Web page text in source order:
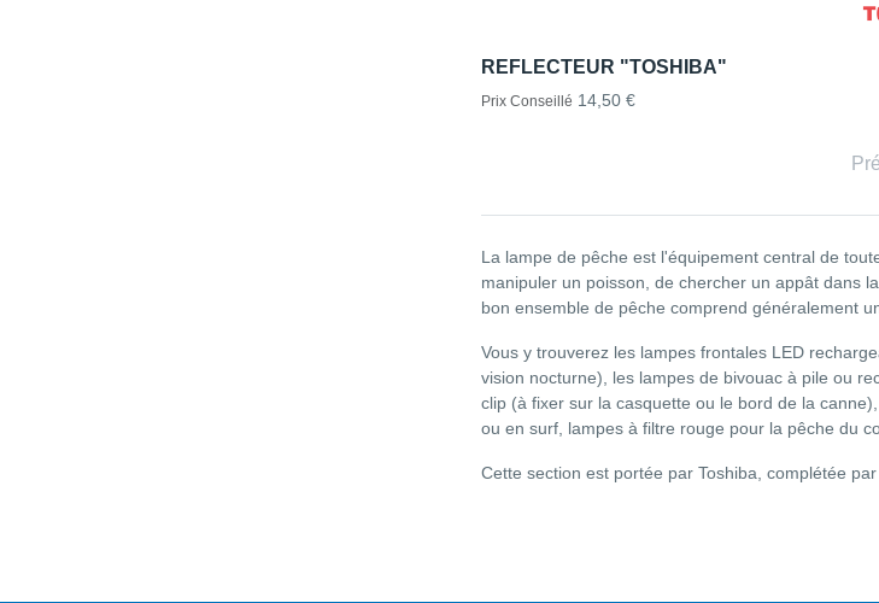
REFLECTEUR "TOSHIBA"
Prix Conseillé 14,50 €
La lampe de pêche est l'équipement central de
manipuler un poisson, de chercher un appât dans
bon ensemble de pêche comprend généralement
Vous y trouverez les lampes frontales LED
vision nocturne), les lampes de bivouac à pile ou
clip (à fixer sur la casquette ou le bord de la
ou en surf, lampes à filtre rouge pour la pêche du
Cette section est portée par Toshiba, complétée